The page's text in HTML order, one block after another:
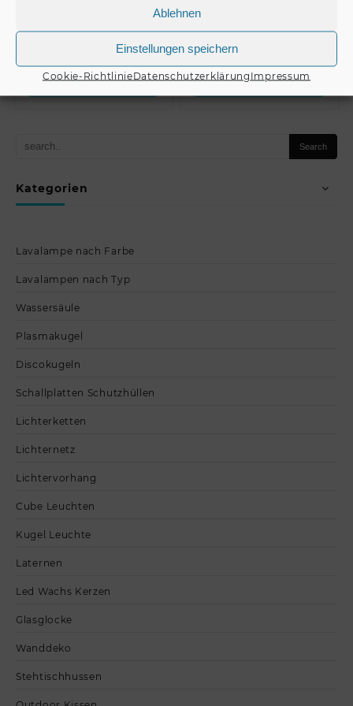
Ablehnen
Einstellungen speichern
Cookie-RichtlinieDatenschutzerklärung Impressum
Kategorien
Lavalampe nach Farbe
Lavalampen nach Typ
Wassersäule
Plasmakugel
Discokugeln
Schallplatten Schutzhüllen
Lichterketten
Lichternetz
Lichtervorhang
Cube Leuchten
Kugel Leuchte
Laternen
Led Wachs Kerzen
Glasglocke
Wanddeko
Stehtischhussen
€489,00
Produkt kaufen